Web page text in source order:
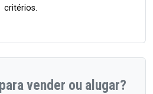
critérios.
vender ou alugar?